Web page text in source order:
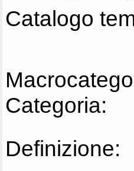
Catalogo
Categoria:
Definizione: